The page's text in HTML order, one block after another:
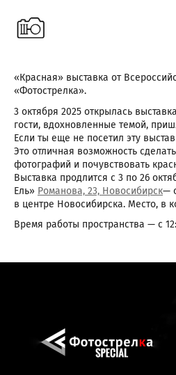
«Красная» выставка от
«Фотострелка».
3 октября 2025 открылась
гости, вдохновленные темой,
Если ты еще не посетил эту
Это отличная возможность
фотографий и почувствовать
Выставка продлится с 3 по 26
Ель» Романова, 23, Новосибирск—
в центре Новосибирска. Место, в
Время работы пространства — с